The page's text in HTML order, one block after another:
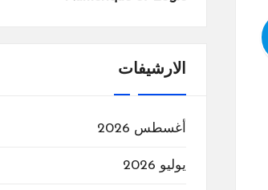
الارشيفات
أغسطس 2026
يوليو 2026